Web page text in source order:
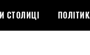
СТОЛИЦІ